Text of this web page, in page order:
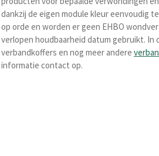
dankzij de eigen module kleur eenvoudig
op orde en worden er geen EHBO
verlopen houdbaarheid datum gebruikt. In
verbandkoffers en nog meer andere
informatie contact op.